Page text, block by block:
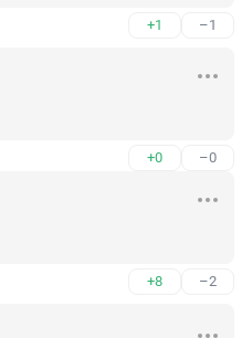
+1 –1
+0 –0
+8 –2